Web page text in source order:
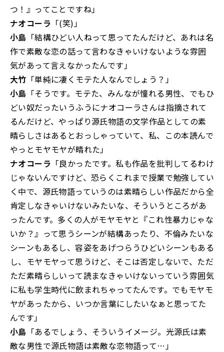
つ！』ってことですね」
ナオコーラ 「(笑)」
小島 「結構ひどい人ねって思ってたんだけど、あれは名
作で素敵な恋の話って言わなきゃいけないような雰囲
気があって言えなかったんです」
大竹 「単純に凄くモテた人なんでしょう？」
小島 「そうです。モテた、みんなが憧れる男性、でもひ
どい奴だったいうふうにナオコーラさんは指摘されて
るんだけど、やっぱり源氏物語の文学作品としての素
晴らしさはあるとおっしゃっていて、私、この本読んで
やっとモヤモヤが晴れた」
ナオコーラ 「良かったです。私も作品を批判してるわけ
じゃないんですけど、恐らくこれまで授業で勉強してい
く中で、源氏物語っていうのは素晴らしい作品だから全
肯定しなきゃいけないみたいな、そういうところがあ
ったんです。多くの人がモヤモヤと『これ性暴力じゃな
いか？』って思うシーンが結構あったり、不倫みたいな
シーンもあるし、容姿をあげつらうひどいシーンもある
し、モヤモヤって思うけど、そこは否定しないで、ただ
ただ素晴らしいって読まなきゃいけないっていう雰囲気
に私も学生時代に飲まれちゃってたんです。でもモヤモ
ヤがあったから、いつか言葉にしたいなぁと思ってた
んです」
小島 「あるでしょう、そういうイメージ。光源氏は素
敵な男性で源氏物語は素敵な恋物語って…」